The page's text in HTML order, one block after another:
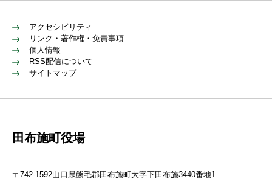
アクセシビリティ
リンク・著作権・免責事項
個人情報
RSS配信について
サイトマップ
田布施町役場
〒742-1592山口県熊毛郡田布施町大字下田布施3440番地1